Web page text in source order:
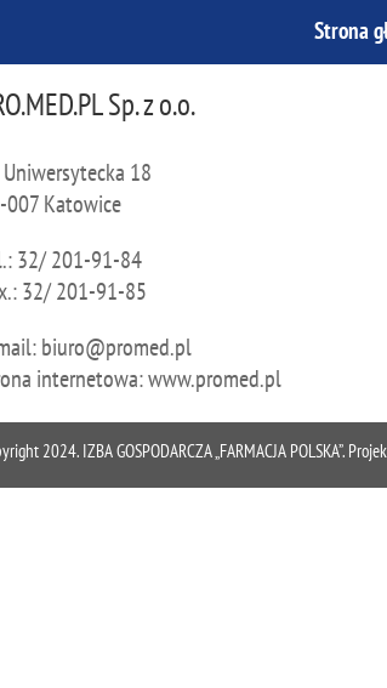
Strona
Sp. z o.o.
18
007 Katowice
32/ 201-91-84
32/ 201-91-85
biuro@promed.pl
internetowa: www.promed.pl
2024. IZBA GOSPODARCZA „FARMACJA POLSKA”.